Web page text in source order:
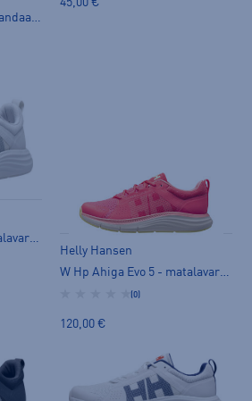
45,00 €
W Hp Ahiga Evo 5 - matalavartiset tennarit
Helly Hansen
W Hp Ahiga Evo 5 - matalavartiset tennarit
(0)
120,00 €